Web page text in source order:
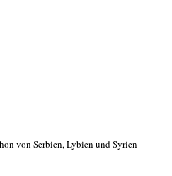
von Serbien, Lybien und Syrien